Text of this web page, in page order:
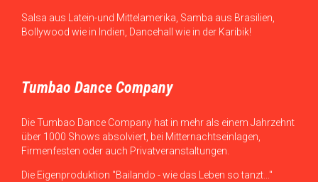
Salsa aus Latein-und Mittelamerika, Samba aus Brasilien,
Bollywood wie in Indien, Dancehall wie in der Karibik!
Tumbao Dance Company
Die Tumbao Dance Company hat in mehr als einem Jahrzehnt
über 1000 Shows absolviert, bei Mitternachtseinlagen,
Firmenfesten oder auch Privatveranstaltungen.
Die Eigenproduktion "Bailando - wie das Leben so tanzt..."